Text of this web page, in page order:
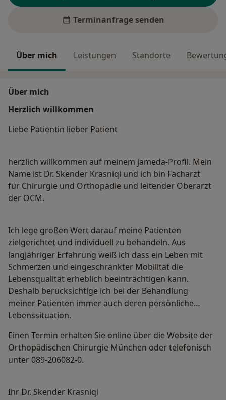
Terminanfrage senden
Über mich Leistungen Standorte
Über mich
Herzlich willkommen
Liebe Patientin lieber Patient
herzlich willkommen auf meinem jameda-Profil. Mein
Name ist Dr. Skender Krasniqi und ich bin Facharzt
für Chirurgie und Orthopädie und leitender Oberarzt
der OCM.
Ich lege großen Wert darauf meine Patienten
zielgerichtet und individuell zu behandeln. Aus
langjähriger Erfahrung weiß ich dass ein Leben mit
Schmerzen und eingeschränkter Mobilität die
Lebensqualität erheblich beeinträchtigen kann.
Deshalb berücksichtige ich bei der Behandlung
meiner Patienten immer auch deren persönliche
Lebenssituation.
Einen Termin erhalten Sie online über die Website der
Orthopädischen Chirurgie München oder telefonisch
unter 089-206082-0.
Ihr Dr. Skender Krasniqi